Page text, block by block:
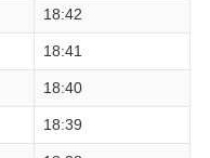
18:42
18:41
18:40
18:39